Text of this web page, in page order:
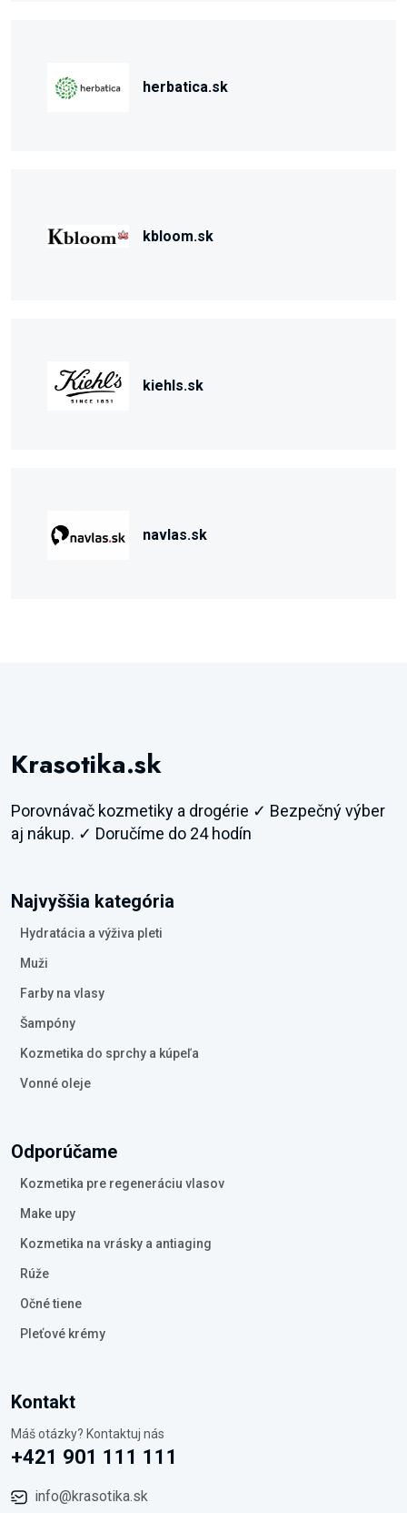
herbatica.sk
kbloom.sk
kiehls.sk
navlas.sk
Krasotika.sk
Porovnávač kozmetiky a drogérie ✓ Bezpečný výber
aj nákup. ✓ Doručíme do 24 hodín
Najvyššia kategória
Hydratácia a výživa pleti
Muži
Farby na vlasy
Šampóny
Kozmetika do sprchy a kúpeľa
Vonné oleje
Odporúčame
Kozmetika pre regeneráciu vlasov
Make upy
Kozmetika na vrásky a antiaging
Rúže
Očné tiene
Pleťové krémy
Kontakt
Máš otázky? Kontaktuj nás
+421 901 111 111
info@krasotika.sk